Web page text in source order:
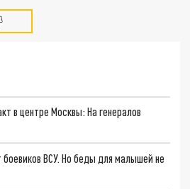
в центре Москвы: На генералов
ВСУ. Но беды для малышей не